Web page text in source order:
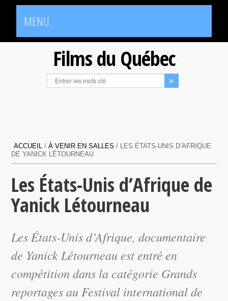
MENU
Films du Québec
ACCUEIL /À VENIR EN SALLES / LES ÉTATS-UNIS D’AFRIQUE
DE YANICK LÉTOURNEAU
Les États-Unis d’Afrique de
Yanick Létourneau
Les États-Unis d’Afrique, documentaire
de Yanick Létourneau est entré en
compétition dans la catégorie Grands
reportages au Festival international de